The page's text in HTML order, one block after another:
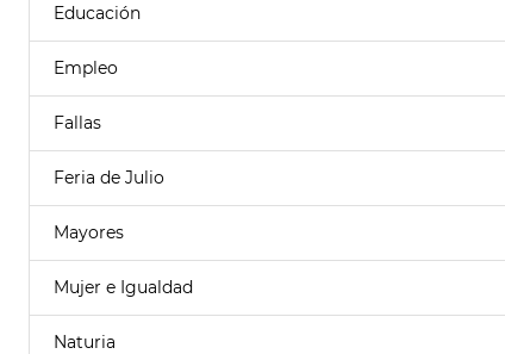
Educación
Empleo
Fallas
Feria de Julio
Mayores
Mujer e Igualdad
Naturia